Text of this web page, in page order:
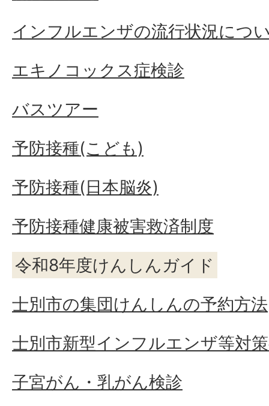
インフルエンザの流行状況につ
エキノコックス症検診
バスツアー
予防接種(こども)
予防接種(日本脳炎)
予防接種健康被害救済制度
令和8年度けんしんガイド
士別市の集団けんしんの予約方法
士別市新型インフルエンザ等対
子宮がん・乳がん検診